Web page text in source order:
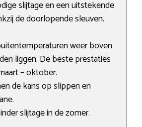
slijtage en een uitstekende
de doorlopende sleuven.
weer boven
liggen. De beste prestaties
– oktober.
de kans op slippen en
slijtage in de zomer.